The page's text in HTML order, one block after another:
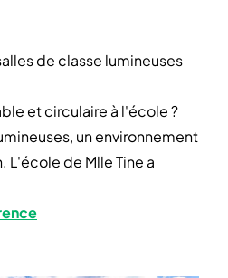
de classe lumineuses
et circulaire à l'école ?
un environnement
L'école de Mlle Tine a